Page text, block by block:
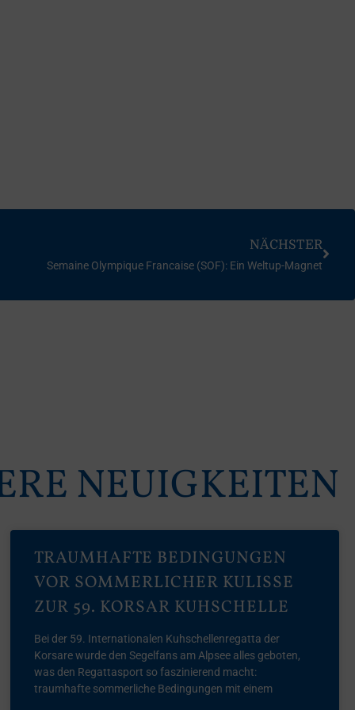
NÄCHSTER
Semaine Olympique Francaise (SOF): Ein Weltup-Magnet
NEUIGKEITEN
TRAUMHAFTE BEDINGUNGEN
VOR SOMMERLICHER KULISSE
ZUR 59. KORSAR KUHSCHELLE
Bei der 59. Internationalen Kuhschellenregatta der
Korsare wurde den Segelfans am Alpsee alles geboten,
was den Regattasport so faszinierend macht:
traumhafte sommerliche Bedingungen mit einem